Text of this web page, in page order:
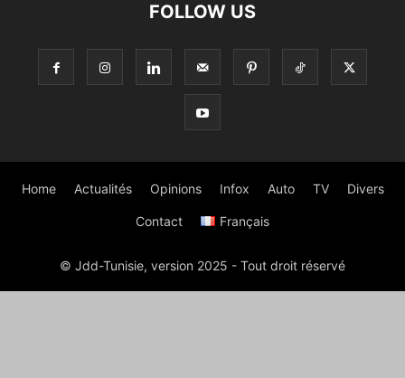
FOLLOW US
Home Actualités Opinions Infox Auto TV Divers
Contact Français
© Jdd-Tunisie, version 2025 - Tout droit réservé